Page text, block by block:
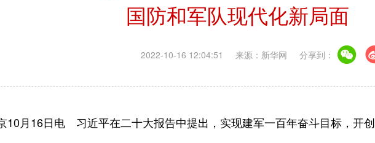
国防和军队现代化新局面
2022-10-16 12:04:51 来源：新华网 分享到：
月16日电 习近平在二十大报告中提出，实现建军一百年奋斗目标，开